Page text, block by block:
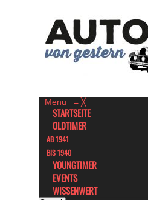
Menu ≡ ╳
STARTSEITE
OLDTIMER
AB 1941
BIS 1940
YOUNGTIMER
EVENTS
WISSENWERT